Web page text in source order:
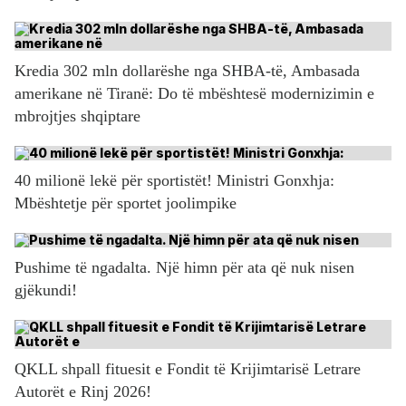
Kredia 302 mln dollarëshe nga SHBA-të, Ambasada
amerikane në Tiranë: Do të mbështesë modernizimin e
mbrojtjes shqiptare
40 milionë lekë për sportistët! Ministri Gonxhja:
Mbështetje për sportet joolimpike
Pushime të ngadalta. Një himn për ata që nuk nisen
gjëkundi!
QKLL shpall fituesit e Fondit të Krijimtarisë Letrare
Autorët e Rinj 2026!